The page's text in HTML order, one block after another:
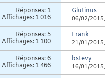
Réponses: 1
Affichages: 1 016
Glutinus
06/02/2015,
Réponses: 5
Affichages: 1 100
Frank
21/01/2015,
Réponses:6
Affichages: 1 466
bstevy
16/01/2015,